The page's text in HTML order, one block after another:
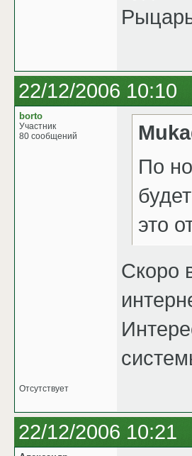
22/12/2006 10:10
borto
Участник
80 сообщений
По
это
Скоро
Отсутствует
22/12/2006 10:21